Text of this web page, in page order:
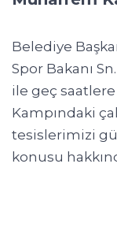
Belediye
Spor Bakanı
ile geç
Kampındaki
tesislerimizi
konusu